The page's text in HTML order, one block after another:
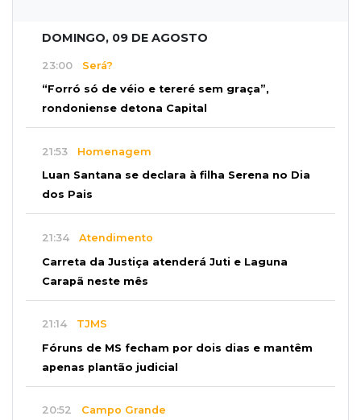
DOMINGO, 09 DE AGOSTO
23:00 Será?
“Forró só de véio e tereré sem graça”,
rondoniense detona Capital
21:53 Homenagem
Luan Santana se declara à filha Serena no Dia
dos Pais
21:34 Atendimento
Carreta da Justiça atenderá Juti e Laguna
Carapã neste mês
21:14 TJMS
Fóruns de MS fecham por dois dias e mantêm
apenas plantão judicial
20:52 Campo Grande